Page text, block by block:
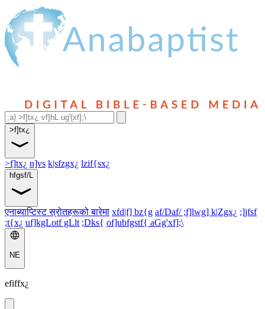
>f]tx¿
>f]tx¿ n]vs k|sfzgx¿ lzif{sx¿
hfgsf/L
एनाब्याप्टिस्ट स्रोतहरूको बारेमा xfd|f] bz{g af/Daf/ ;f]lwg] k|Zgx¿ ;]jfsf
;t{x¿ uf]kgLotf gLlt ;Dks{ of]ubfgstf{ aGg'xf];\
NE
efiffx¿